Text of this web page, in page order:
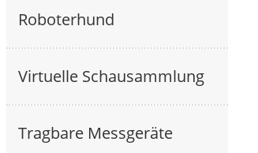
Roboterhund
Virtuelle Schausammlung
Tragbare Messgeräte